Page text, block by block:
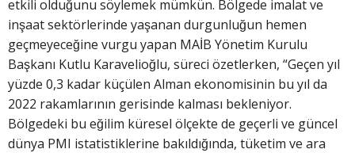
etkili olduğunu söylemek mümkün. Bölgede imalat ve
inşaat sektörlerinde yaşanan durgunluğun hemen
geçmeyeceğine vurgu yapan MAİB Yönetim Kurulu
Başkanı Kutlu Karavelioğlu, süreci özetlerken, “Geçen yıl
yüzde 0,3 kadar küçülen Alman ekonomisinin bu yıl da
2022 rakamlarının gerisinde kalması bekleniyor.
Bölgedeki bu eğilim küresel ölçekte de geçerli ve güncel
dünya PMI istatistiklerine bakıldığında, tüketim ve ara